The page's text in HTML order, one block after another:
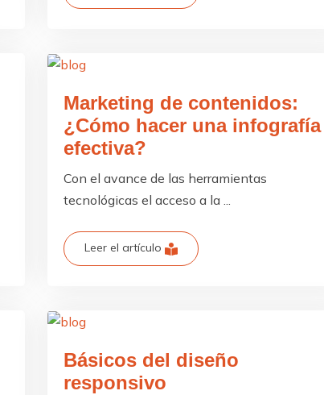
Marketing de contenidos:
¿Cómo hacer una infografía
efectiva?
Con el avance de las herramientas
tecnológicas el acceso a la ...
Leer el artículo
Básicos del diseño
responsivo